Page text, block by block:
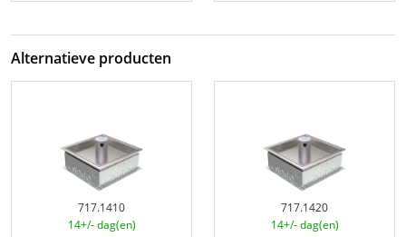
Alternatieve producten
717.1410
14+/- dag(en)
717.1420
14+/- dag(en)